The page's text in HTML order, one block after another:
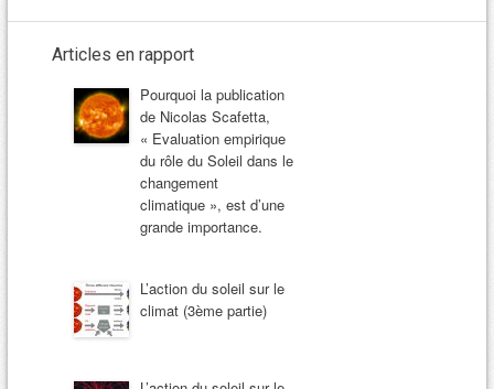
Articles en rapport
Pourquoi la publication
de Nicolas Scafetta,
« Evaluation empirique
du rôle du Soleil dans le
changement
climatique », est d’une
grande importance.
L’action du soleil sur le
climat (3ème partie)